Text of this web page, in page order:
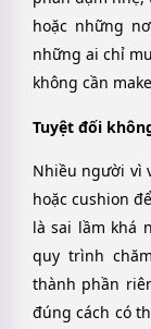
hoặc những
những ai chỉ
không cần
Tuyệt đối
Nhiều người vì
hoặc cushion
là sai lầm khá
quy trình
thành phần
đúng cách có